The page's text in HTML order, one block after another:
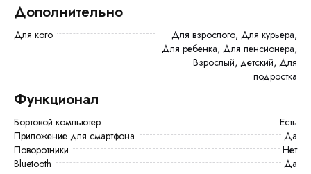
Дополнительно
Для кого
Для взрослого, Для курьера,
Для ребенка, Для пенсионера,
Взрослый, детский, Для
подростка
Функционал
Бортовой компьютер
есть
Приложение для смартфона
Да
Поворотники
Нет
Bluetooth
да